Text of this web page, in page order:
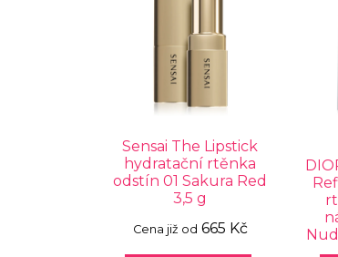
Sensai The Lipstick
hydratační rtěnka
odstín 01 Sakura Red
3,5 g
Cena již od 665 Kč